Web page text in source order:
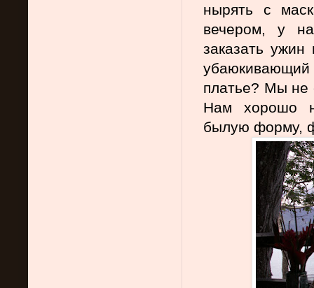
нырять с
вечером, у
заказать
платье? Мы не
Нам хорошо
былую форму,